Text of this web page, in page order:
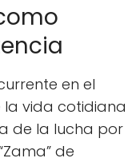
en el
vida cotidiana
de la lucha por
de